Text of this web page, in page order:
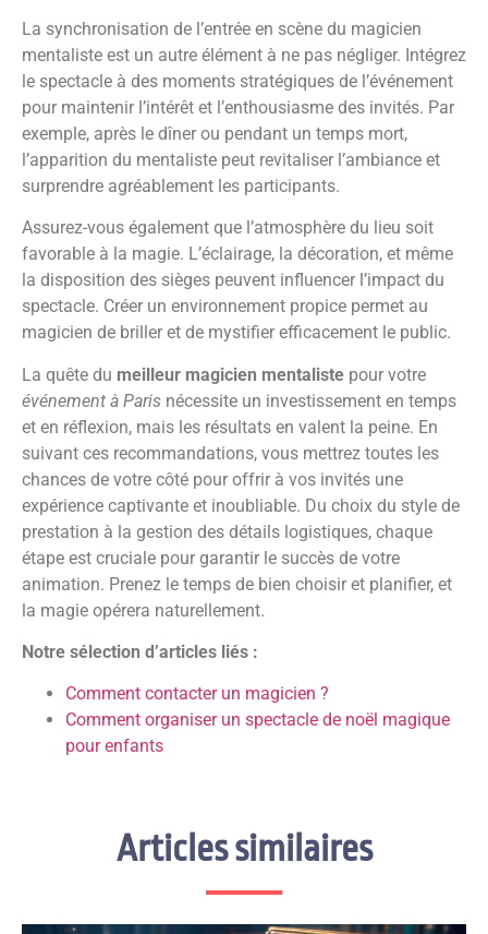
La synchronisation de l’entrée en scène du magicien
mentaliste est un autre élément à ne pas négliger. Intégrez
le spectacle à des moments stratégiques de l’événement
pour maintenir l’intérêt et l’enthousiasme des invités. Par
exemple, après le dîner ou pendant un temps mort,
l’apparition du mentaliste peut revitaliser l’ambiance et
surprendre agréablement les participants.
Assurez-vous également que l’atmosphère du lieu soit
favorable à la magie. L’éclairage, la décoration, et même
la disposition des sièges peuvent influencer l’impact du
spectacle. Créer un environnement propice permet au
magicien de briller et de mystifier efficacement le public.
La quête du meilleur magicien mentaliste pour votre
événement à Paris nécessite un investissement en temps
et en réflexion, mais les résultats en valent la peine. En
suivant ces recommandations, vous mettrez toutes les
chances de votre côté pour offrir à vos invités une
expérience captivante et inoubliable. Du choix du style de
prestation à la gestion des détails logistiques, chaque
étape est cruciale pour garantir le succès de votre
animation. Prenez le temps de bien choisir et planifier, et
la magie opérera naturellement.
Notre sélection d’articles liés :
Comment contacter un magicien ?
Comment organiser un spectacle de noël magique
pour enfants
Articles similaires